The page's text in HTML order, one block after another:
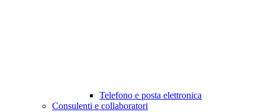
Telefono e posta elettronica
Consulenti e collaboratori